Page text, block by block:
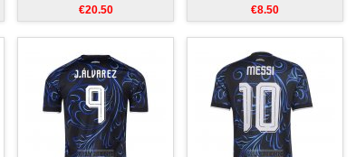
€20.50 €8.50